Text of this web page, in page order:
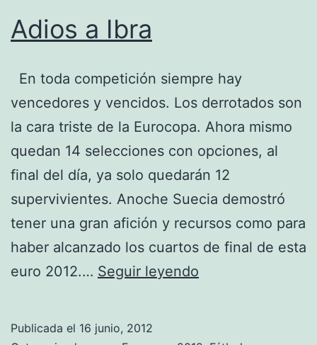
Adios a Ibra
En toda competición siempre hay
vencedores y vencidos. Los derrotados son
la cara triste de la Eurocopa. Ahora mismo
quedan 14 selecciones con opciones, al
final del día, ya solo quedarán 12
supervivientes. Anoche Suecia demostró
tener una gran afición y recursos como para
haber alcanzado los cuartos de final de esta
euro 2012.… Seguir leyendo
Publicada el 16 junio, 2012